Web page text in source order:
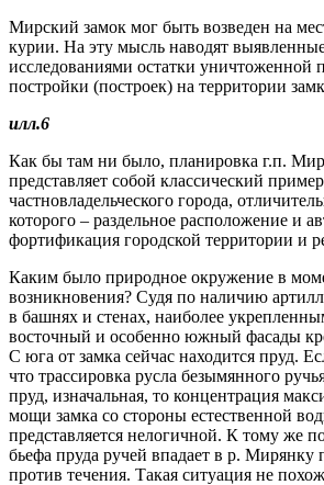
Мирский замок мог быть возведен на
курии. На эту мысль наводят
исследованиями остатки уничтоженной
постройки (построек) на территории
илл.6
Как бы там ни было, планировка г.п.
представляет собой классический
частновладельческого города,
которого – раздельное расположение и
фортификация городской территории и
Каким было природное окружение в
возникновения? Судя по наличию
в башнях и стенах, наиболее
восточный и особенно южный фасады
С юга от замка сейчас находится пруд.
что трассировка русла безымянного
пруд, изначальная, то концентрация
мощи замка со стороны естественной
представляется нелогичной. К тому же
бьефа пруда ручей впадает в р. Мирянку
против течения. Такая ситуация не